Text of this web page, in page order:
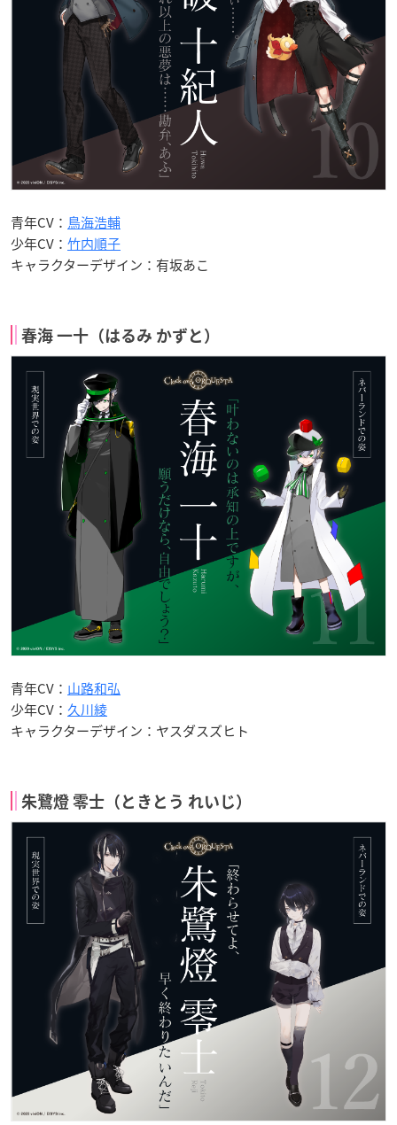
青年CV： 鳥海浩輔
少年CV： 竹内順子
キャラクターデザイン：有坂あこ
春海 一十（はるみ かずと）
青年CV： 山路和弘
少年CV： 久川綾
キャラクターデザイン：ヤスダスズヒト
朱鷺燈 零士（ときとう れいじ）